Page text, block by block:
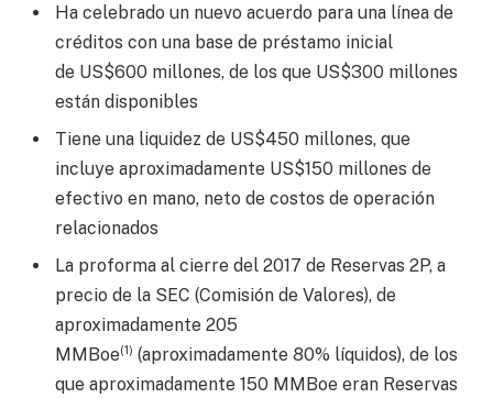
Ha celebrado un nuevo acuerdo para una línea de
créditos con una base de préstamo inicial
de US$600 millones, de los que US$300 millones
están disponibles
Tiene una liquidez de US$450 millones, que
incluye aproximadamente US$150 millones de
efectivo en mano, neto de costos de operación
relacionados
La proforma al cierre del 2017 de Reservas 2P, a
precio de la SEC (Comisión de Valores), de
aproximadamente 205
MMBoe(1) (aproximadamente 80% líquidos), de los
que aproximadamente 150 MMBoe eran Reservas